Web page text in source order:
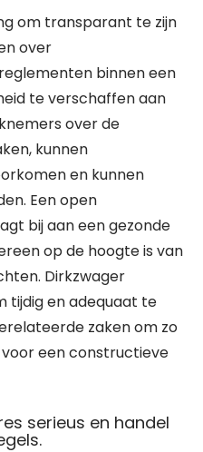
om transparant te zijn
over
binnen een
te verschaffen aan
over de
kunnen
en kunnen
Een open
bij aan een gezonde
op de hoogte is van
Dirkzwager
tijdig en adequaat te
zaken om zo
een constructieve
serieus en handel